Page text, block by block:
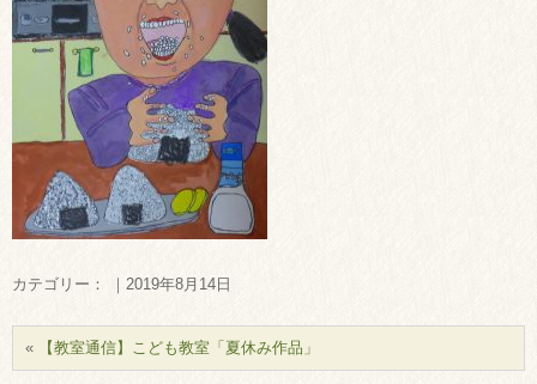
カテゴリー： ｜2019年8月14日
« 【教室通信】こども教室「夏休み作品」